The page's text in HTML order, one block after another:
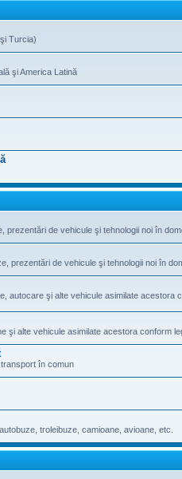
Turcia)
şi America Latină
prezentări de vehicule şi tehnologii noi în
prezentări de vehicule şi tehnologii noi în
autocare şi alte vehicule asimilate acestora
şi alte vehicule asimilate acestora conform
în comun
troleibuze, camioane, avioane, etc.